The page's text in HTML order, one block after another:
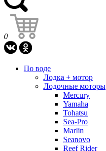
0
По воде
Лодка + мотор
Лодочные моторы
Mercury
Yamaha
Tohatsu
Sea-Pro
Marlin
Seanovo
Reef Rider